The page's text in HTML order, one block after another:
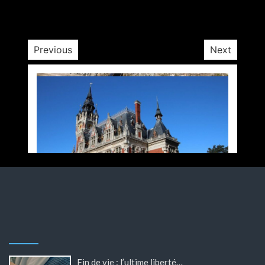
Previous Next
Fin de vie : l’ultime liberté…